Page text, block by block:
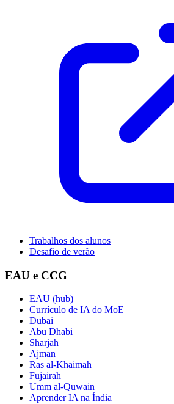
Trabalhos dos alunos
Desafio de verão
EAU e CCG
EAU (hub)
Currículo de IA do MoE
Dubai
Abu Dhabi
Sharjah
Ajman
Ras al-Khaimah
Fujairah
Umm al-Quwain
Aprender IA na Índia